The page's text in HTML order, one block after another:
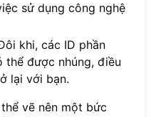
sử dụng công nghệ
khi, các ID phần
thể được nhúng, điều
lại với bạn.
vẽ nên một bức